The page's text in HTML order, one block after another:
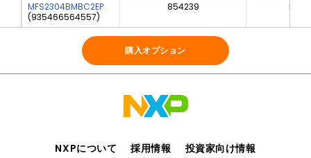
MFS2304BMBC2EP
(935466564557)
854239
MFS2304BMBC2EPR2
935466564528
854239
購入オプション
NXPについて 採用情報 投資家向け情報